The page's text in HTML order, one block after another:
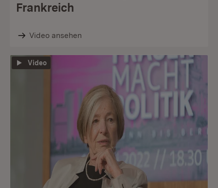
Frankreich
Video ansehen
Video